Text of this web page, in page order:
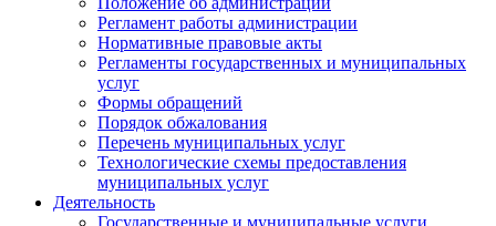
Регламент работы администрации
Нормативные правовые акты
Регламенты государственных и муниципальных
услуг
Формы обращений
Порядок обжалования
Перечень муниципальных услуг
Технологические схемы предоставления
муниципальных услуг
Деятельность
Государственные и муниципальные услуги